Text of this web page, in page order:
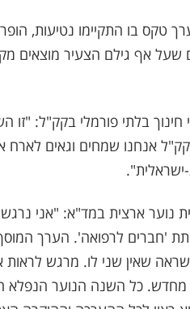
טקס בו התקיימו נטיעות,
שעל אף גילם הצעיר מוצאים
חינוך בלתי פורמלי בקק"ל:
אנחנו שמחים וגאים
ישראלית".
נוער ארצית במד"א: "אני
'חברים לרפואה'. הערך
שאין שני לו. מרגש לראות
מחדש. כל השנה הנוער הנפלא